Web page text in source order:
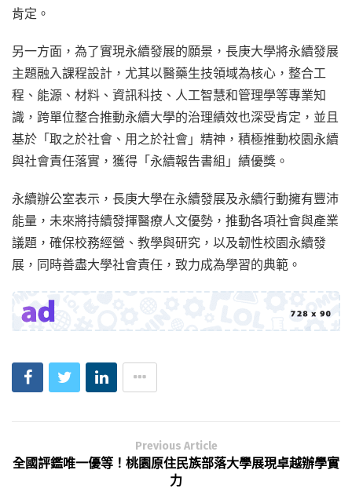
肯定。
另一方面，為了實現永續發展的願景，長庚大學將永續發展
主題融入課程設計，尤其以醫藥生技領域為核心，整合工
程、能源、材料、資訊科技、人工智慧和管理學等專業知
識，跨單位整合推動永續大學的治理績效也深受肯定，並且
基於「取之於社會、用之於社會」精神，積極推動校園永續
與社會責任落實，獲得「永續報告書組」績優獎。
永續辦公室表示，長庚大學在永續發展及永續行動擁有豐沛
能量，未來將持續發揮醫療人文優勢，推動各項社會與產業
議題，確保校務經營、教學與研究，以及韌性校園永續發
展，同時善盡大學社會責任，致力成為學習的典範。
Previous Article
全國評鑑唯一優等！桃園原住民族部落大學展現卓越辦學實
力